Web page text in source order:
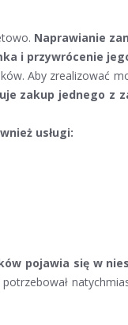
Naprawianie
i przywrócenie
Aby zrealizować
zakup jednego
usługi:
pojawia się w